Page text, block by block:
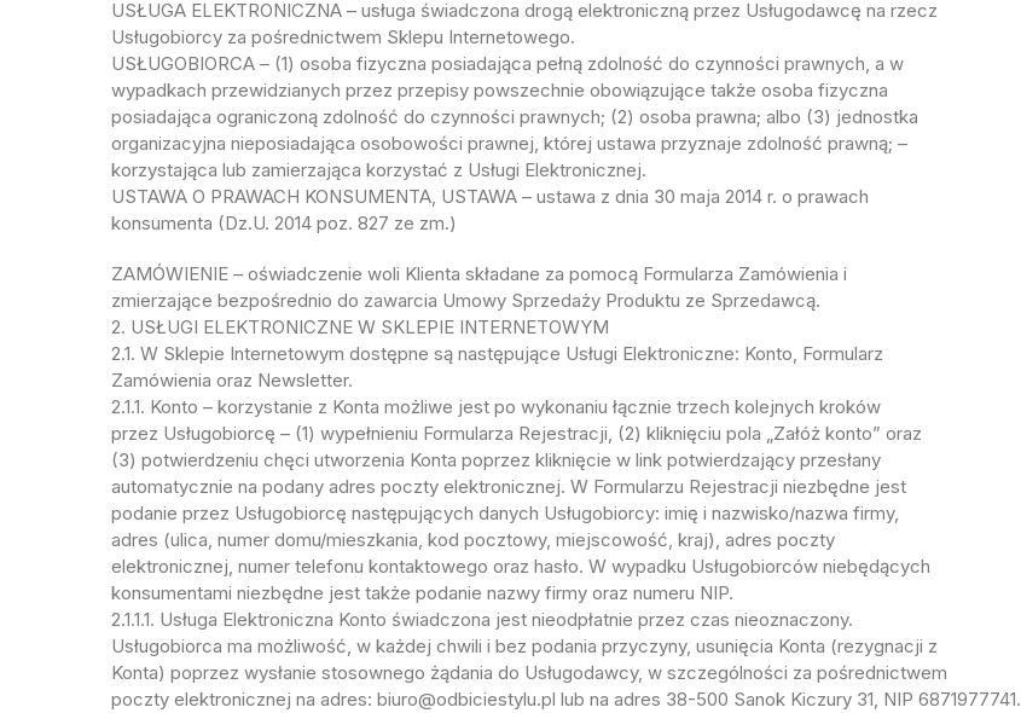
USŁUGA ELEKTRONICZNA – usługa świadczona drogą elektroniczną przez Usługodawcę na rzecz
Usługobiorcy za pośrednictwem Sklepu Internetowego.
USŁUGOBIORCA – (1) osoba fizyczna posiadająca pełną zdolność do czynności prawnych, a w
wypadkach przewidzianych przez przepisy powszechnie obowiązujące także osoba fizyczna
posiadająca ograniczoną zdolność do czynności prawnych; (2) osoba prawna; albo (3) jednostka
organizacyjna nieposiadająca osobowości prawnej, której ustawa przyznaje zdolność prawną; –
korzystająca lub zamierzająca korzystać z Usługi Elektronicznej.
USTAWA O PRAWACH KONSUMENTA, USTAWA – ustawa z dnia 30 maja 2014 r. o prawach
konsumenta (Dz.U. 2014 poz. 827 ze zm.)
ZAMÓWIENIE – oświadczenie woli Klienta składane za pomocą Formularza Zamówienia i
zmierzające bezpośrednio do zawarcia Umowy Sprzedaży Produktu ze Sprzedawcą.
2. USŁUGI ELEKTRONICZNE W SKLEPIE INTERNETOWYM
2.1. W Sklepie Internetowym dostępne są następujące Usługi Elektroniczne: Konto, Formularz
Zamówienia oraz Newsletter.
2.1.1. Konto – korzystanie z Konta możliwe jest po wykonaniu łącznie trzech kolejnych kroków
przez Usługobiorcę – (1) wypełnieniu Formularza Rejestracji, (2) kliknięciu pola „Załóż konto” oraz
(3) potwierdzeniu chęci utworzenia Konta poprzez kliknięcie w link potwierdzający przesłany
automatycznie na podany adres poczty elektronicznej. W Formularzu Rejestracji niezbędne jest
podanie przez Usługobiorcę następujących danych Usługobiorcy: imię i nazwisko/nazwa firmy,
adres (ulica, numer domu/mieszkania, kod pocztowy, miejscowość, kraj), adres poczty
elektronicznej, numer telefonu kontaktowego oraz hasło. W wypadku Usługobiorców niebędących
konsumentami niezbędne jest także podanie nazwy firmy oraz numeru NIP.
2.1.1.1. Usługa Elektroniczna Konto świadczona jest nieodpłatnie przez czas nieoznaczony.
Usługobiorca ma możliwość, w każdej chwili i bez podania przyczyny, usunięcia Konta (rezygnacji z
Konta) poprzez wysłanie stosownego żądania do Usługodawcy, w szczególności za pośrednictwem
poczty elektronicznej na adres: biuro@odbiciestylu.pl lub na adres 38-500 Sanok Kiczury 31, NIP 6871977741.